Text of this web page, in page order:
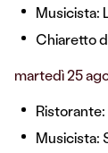
Musicista:
Chiaretto
martedì 25
Ristorante:
Musicista: